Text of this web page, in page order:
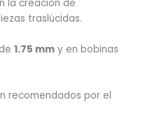
la creación de
traslúcidas.
1.75 mm y en bobinas
recomendados por el